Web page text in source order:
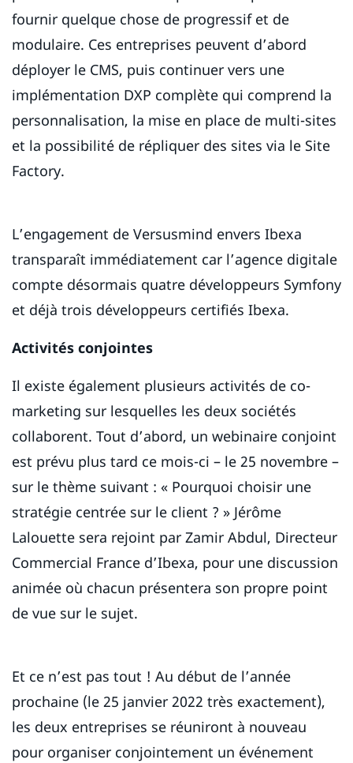
fournir quelque chose de progressif et de
modulaire. Ces entreprises peuvent d’abord
déployer le CMS, puis continuer vers une
implémentation DXP complète qui comprend la
personnalisation, la mise en place de multi-sites
et la possibilité de répliquer des sites via le Site
Factory.
L’engagement de Versusmind envers Ibexa
transparaît immédiatement car l’agence digitale
compte désormais quatre développeurs Symfony
et déjà trois développeurs certifiés Ibexa.
Activités conjointes
Il existe également plusieurs activités de co-
marketing sur lesquelles les deux sociétés
collaborent. Tout d’abord, un webinaire conjoint
est prévu plus tard ce mois-ci – le 25 novembre –
sur le thème suivant : « Pourquoi choisir une
stratégie centrée sur le client ? » Jérôme
Lalouette sera rejoint par Zamir Abdul, Directeur
Commercial France d’Ibexa, pour une discussion
animée où chacun présentera son propre point
de vue sur le sujet.
Et ce n’est pas tout ! Au début de l’année
prochaine (le 25 janvier 2022 très exactement),
les deux entreprises se réuniront à nouveau
pour organiser conjointement un événement